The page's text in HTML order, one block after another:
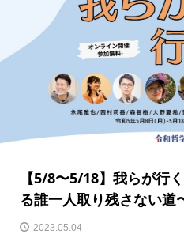
【5/8〜5/18】我らが行
る誰一人取り残さない道
2023.05.04